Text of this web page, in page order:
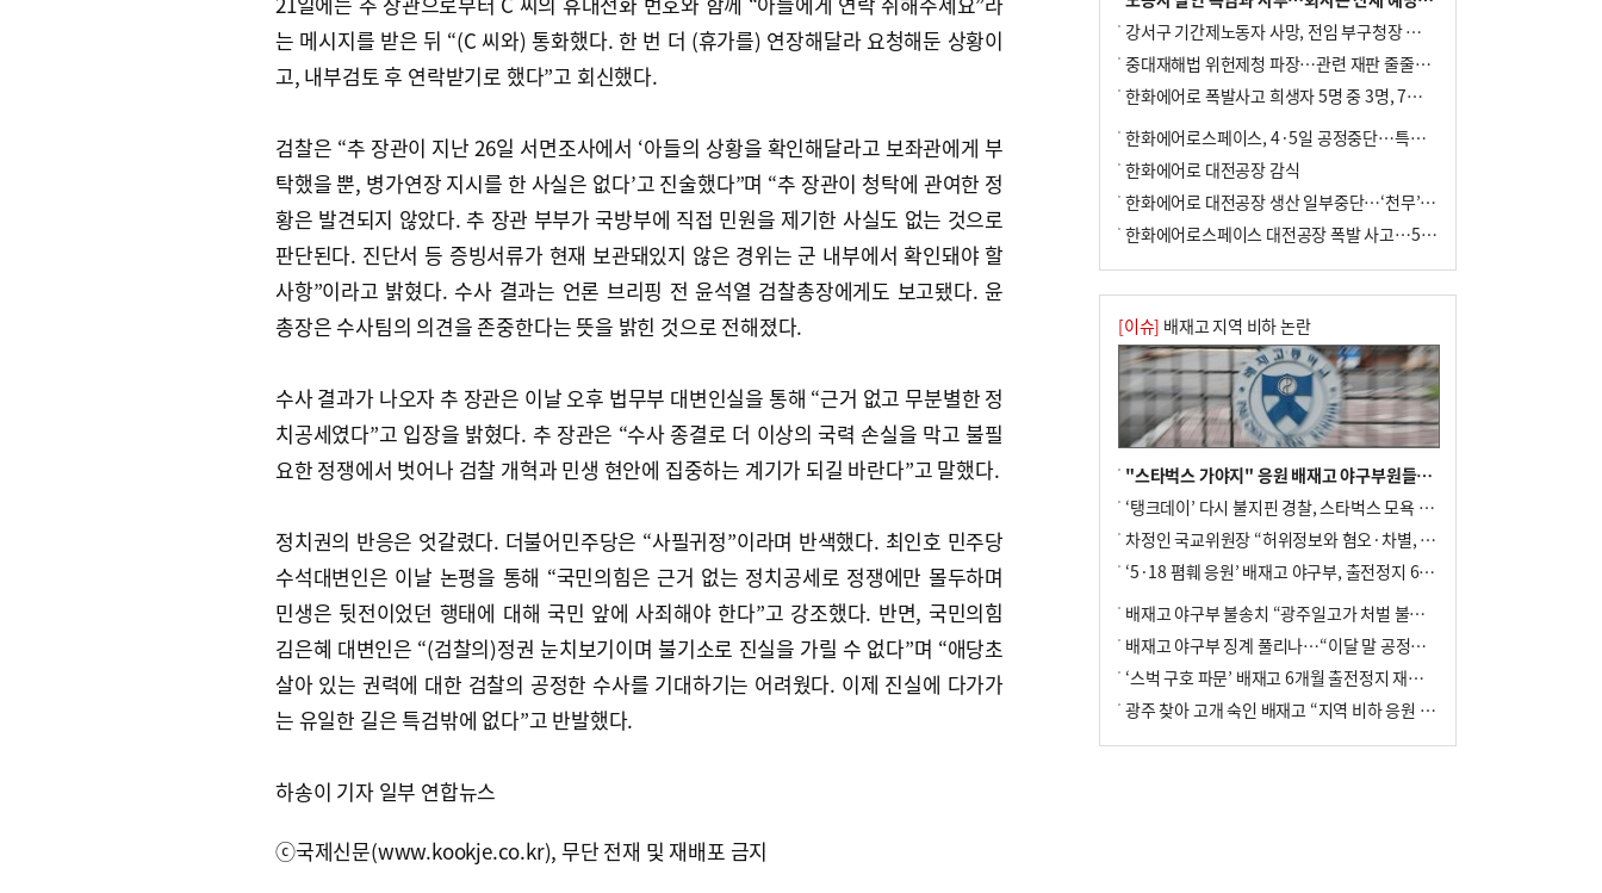
는 메시지를 받은 뒤 “(C 씨와) 통화했다. 한 번 더 (휴가를) 연장해달라 요청해둔 상황이
고, 내부검토 후 연락받기로 했다”고 회신했다.
검찰은 “추 장관이 지난 26일 서면조사에서 ‘아들의 상황을 확인해달라고 보좌관에게 부
탁했을 뿐, 병가연장 지시를 한 사실은 없다’고 진술했다”며 “추 장관이 청탁에 관여한 정
황은 발견되지 않았다. 추 장관 부부가 국방부에 직접 민원을 제기한 사실도 없는 것으로
판단된다. 진단서 등 증빙서류가 현재 보관돼있지 않은 경위는 군 내부에서 확인돼야 할
사항”이라고 밝혔다. 수사 결과는 언론 브리핑 전 윤석열 검찰총장에게도 보고됐다. 윤
총장은 수사팀의 의견을 존중한다는 뜻을 밝힌 것으로 전해졌다.
수사 결과가 나오자 추 장관은 이날 오후 법무부 대변인실을 통해 “근거 없고 무분별한 정
치공세였다”고 입장을 밝혔다. 추 장관은 “수사 종결로 더 이상의 국력 손실을 막고 불필
요한 정쟁에서 벗어나 검찰 개혁과 민생 현안에 집중하는 계기가 되길 바란다”고 말했다.
정치권의 반응은 엇갈렸다. 더불어민주당은 “사필귀정”이라며 반색했다. 최인호 민주당
수석대변인은 이날 논평을 통해 “국민의힘은 근거 없는 정치공세로 정쟁에만 몰두하며
민생은 뒷전이었던 행태에 대해 국민 앞에 사죄해야 한다”고 강조했다. 반면, 국민의힘
김은혜 대변인은 “(검찰의)정권 눈치보기이며 불기소로 진실을 가릴 수 없다”며 “애당초
살아 있는 권력에 대한 검찰의 공정한 수사를 기대하기는 어려웠다. 이제 진실에 다가가
는 유일한 길은 특검밖에 없다”고 반발했다.
하송이 기자 일부 연합뉴스
ⓒ국제신문(www.kookje.co.kr), 무단 전재 및 재배포 금지
강서구 기간제노동자 사망, 전임 부구청장 檢 송치
중대재해법 위헌제청 파장…관련 재판 줄줄이 브레이크
한화에어로 폭발사고 희생자 5명 중 3명, 7일 영면
한화에어로스페이스, 4·5일 공정중단…특별 안전점검
한화에어로 대전공장 감식
한화에어로 대전공장 생산 일부중단…‘천무’ 수출 비상
한화에어로스페이스 대전공장 폭발 사고…5명 사망·2명 부상(종합)
[이슈] 배재고 지역 비하 논란
"스타벅스 가야지" 응원 배재고 야구부원들, 학교서 징계 처분
‘탱크데이’ 다시 불지핀 경찰, 스타벅스 모욕 혐의 압수수색
차정인 국교위원장 “허위정보와 혐오·차별, 학교 교실까지 유입"
‘5·18 폄훼 응원’ 배재고 야구부, 출전정지 6개월→1개월 감경
배재고 야구부 불송치 “광주일고가 처벌 불원 의사 표해”
배재고 야구부 징계 풀리나…“이달 말 공정위서 재심의”
‘스벅 구호 파문’ 배재고 6개월 출전정지 재심 신청키로
광주 찾아 고개 숙인 배재고 “지역 비하 응원 잘못”(종합)